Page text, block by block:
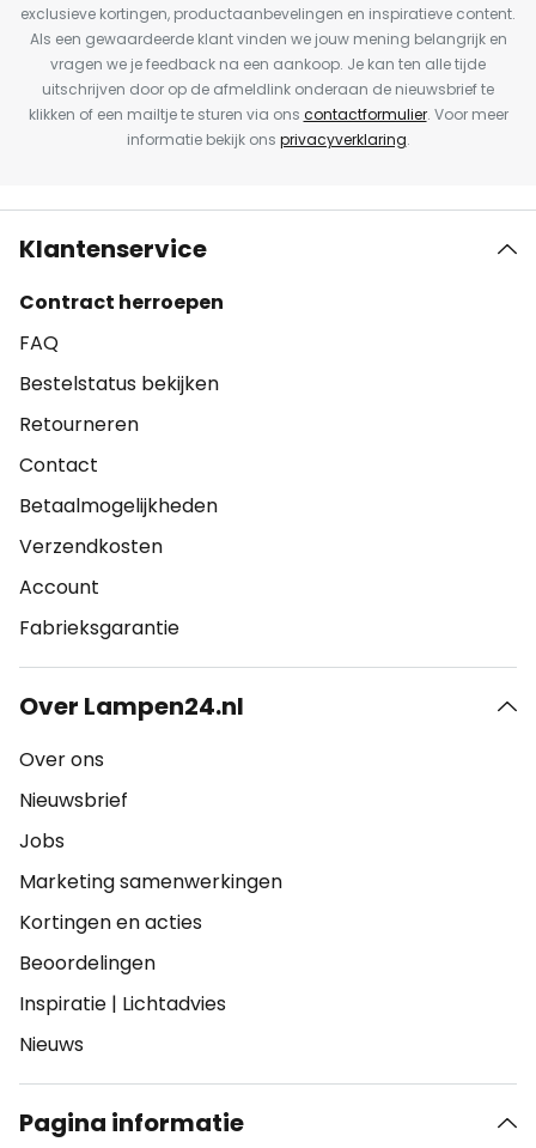
exclusieve kortingen, productaanbevelingen en inspiratieve content.
Als een gewaardeerde klant vinden we jouw mening belangrijk en
vragen we je feedback na een aankoop. Je kan ten alle tijde
uitschrijven door op de afmeldlink onderaan de nieuwsbrief te
klikken of een mailtje te sturen via ons contactformulier. Voor meer
informatie bekijk ons privacyverklaring.
Klantenservice
Contract herroepen
FAQ
Bestelstatus bekijken
Retourneren
Contact
Betaalmogelijkheden
Verzendkosten
Account
Fabrieksgarantie
Over Lampen24.nl
Over ons
Nieuwsbrief
Jobs
Marketing samenwerkingen
Kortingen en acties
Beoordelingen
Inspiratie | Lichtadvies
Nieuws
Pagina informatie